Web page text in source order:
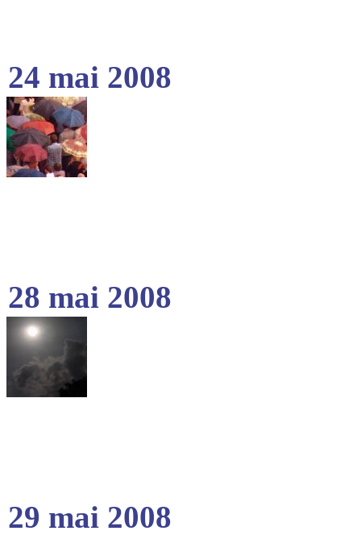
24 mai 2008
28 mai 2008
29 mai 2008